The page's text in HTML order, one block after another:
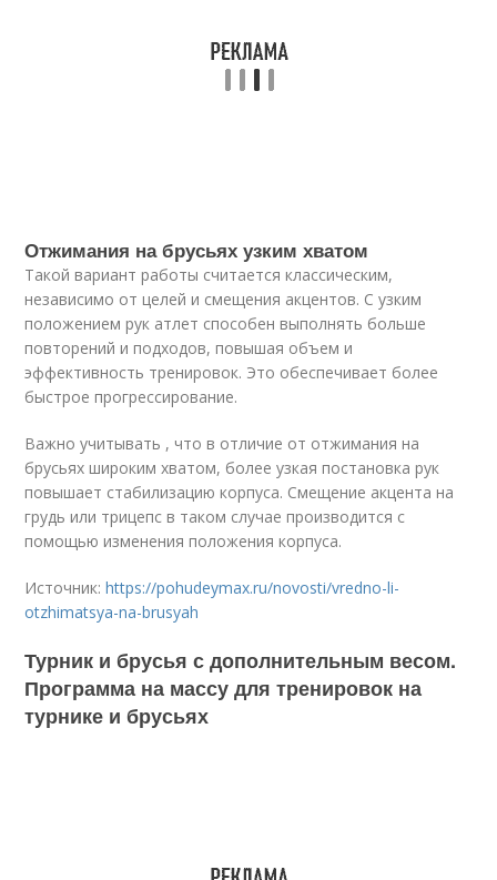
Отжимания на брусьях узким хватом
Такой вариант работы считается классическим,
независимо от целей и смещения акцентов. С узким
положением рук атлет способен выполнять больше
повторений и подходов, повышая объем и
эффективность тренировок. Это обеспечивает более
быстрое прогрессирование.
Важно учитывать , что в отличие от отжимания на
брусьях широким хватом, более узкая постановка рук
повышает стабилизацию корпуса. Смещение акцента на
грудь или трицепс в таком случае производится с
помощью изменения положения корпуса.
Источник:https://pohudeymax.ru/novosti/vredno-li-
otzhimatsya-na-brusyah
Турник и брусья с дополнительным весом.
Программа на массу для тренировок на
турнике и брусьях